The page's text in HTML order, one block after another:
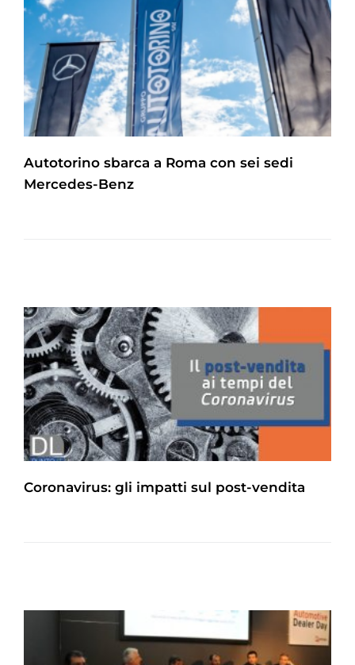
Autotorino sbarca a Roma con sei sedi
Mercedes-Benz
Coronavirus: gli impatti sul post-vendita